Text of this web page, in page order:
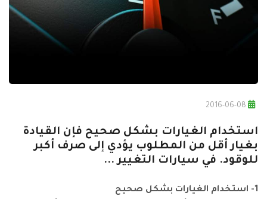
استخدام الغيارات بشكل صحيح فإن القيادة
بغيار أقل من المطلوب يؤدي إلى صرف أكبر
للوقود. في سيارات التغيير ...
1- استخدام الغيارات بشكل صحيح